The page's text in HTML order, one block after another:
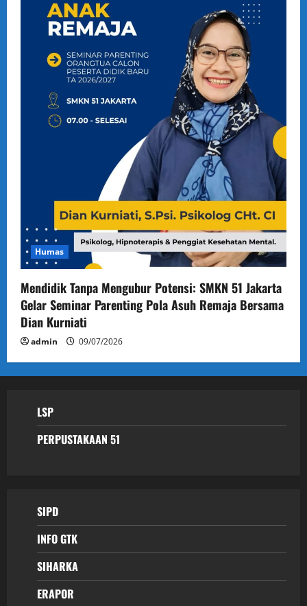
Humas
Mendidik Tanpa Mengubur Potensi: SMKN 51 Jakarta
Gelar Seminar Parenting Pola Asuh Remaja Bersama
Dian Kurniati
admin 09/07/2026
LSP
PERPUSTAKAAN 51
SIPD
INFO GTK
SIHARKA
ERAPOR